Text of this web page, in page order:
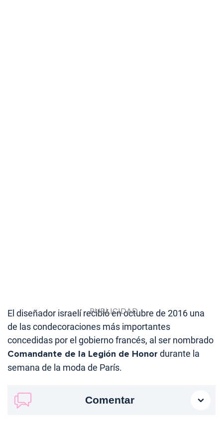
El diseñador israelí recibió en octubre de 2016 una
de las condecoraciones más importantes
concedidas por el gobierno francés, al ser nombrado
Comandante de la Legión de Honor durante la
semana de la moda de París.
Comentar